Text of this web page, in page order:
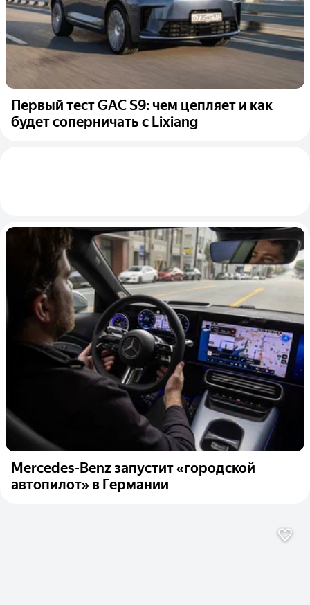
Первый тест GAС S9: чем цепляет и как
будет соперничать с Lixiang
Mercedes-Benz запустит «городской
автопилот» в Германии